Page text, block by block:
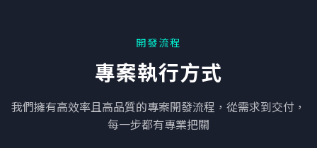
開發流程
專案執行方式
我們擁有高效率且高品質的專案開發流程，從需求到交付，
每一步都有專業把關